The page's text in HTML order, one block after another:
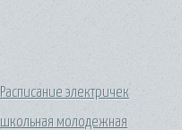
Расписание электричек
школьная молодежная